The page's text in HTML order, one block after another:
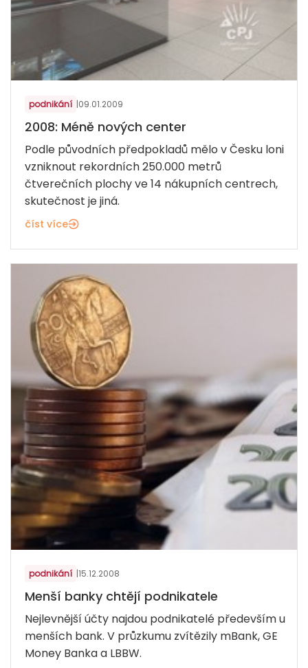
podnikání |09.01.2009
2008: Méně nových center
Podle původních předpokladů mělo v Česku loni
vzniknout rekordních 250.000 metrů
čtverečních plochy ve 14 nákupních centrech,
skutečnost je jiná.
číst více
podnikání |15.12.2008
Menší banky chtějí podnikatele
Nejlevnější účty najdou podnikatelé především u
menších bank. V průzkumu zvítězily mBank, GE
Money Banka a LBBW.